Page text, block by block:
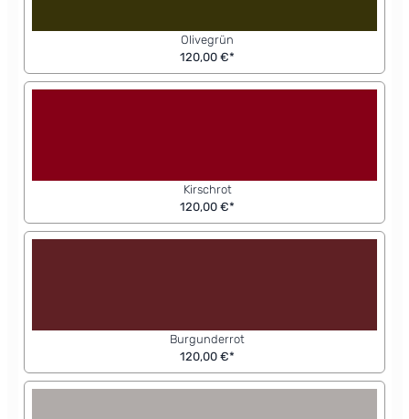
Olivegrün
120,00 €*
Kirschrot
120,00 €*
Burgunderrot
120,00 €*